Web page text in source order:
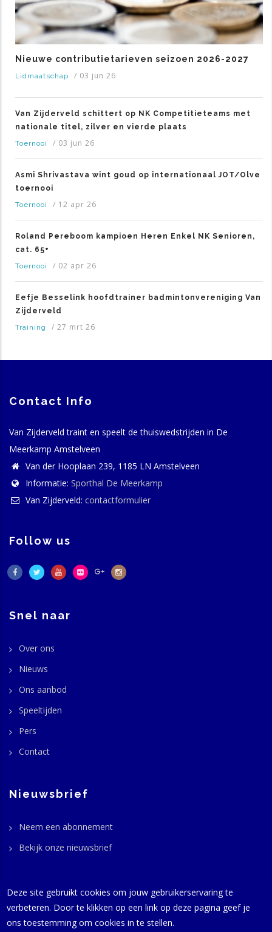
Nieuwe contributietarieven seizoen 2026-2027
Lidmaatschap / 03 jun 26
Van Zijderveld schittert op NK Competitieteams met
nationale titel, zilver en vierde plaats
Toernooi
/ 03 jun 26
Asmi Shrivastava wint goud op internationaal JOT/Olve
toernooi
Toernooi
/ 12 apr 26
Roland Pereboom kampioen Heren Enkel NK Senioren,
cat. 65+
Toernooi
/ 02 apr 26
Eefje Besselink hoofdtrainer badmintonvereniging Van
Zijderveld
Training
/ 27 mrt 26
Contact Info
Van Zijderveld traint en speelt de thuiswedstrijden in De
Meerkamp Amstelveen
Van der Hooplaan 239, 1185 LN Amstelveen
Informatie: Sporthal De Meerkamp
Van Zijderveld: contactformulier
Follow us
Snel naar
Over ons
Nieuws
Ons aanbod
Speeltijden
Pers
Contact
Nieuwsbrief
Neem een abonnement
Bekijk onze nieuwsbrief
© GaviasThemes 2016-2024 -ProductieHarold Beffers - Alle
rechten voorbehouden | hosting: InterIPNetworks
Deze site gebruikt cookies om jouw gebruikerservaring te
verbeteren. Door te klikken op een link op deze pagina geef je
ons toestemming om cookies in te stellen.